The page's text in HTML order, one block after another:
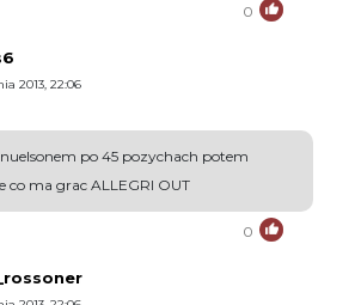
0
2013, 22:06
po 45 pozychach potem
co ma grac ALLEGRI OUT
0